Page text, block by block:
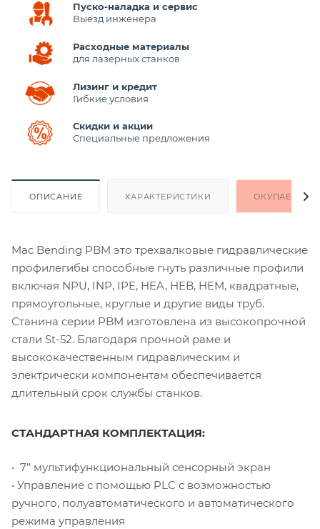
Пуско-наладка и сервис
Выезд инженера
Расходные материалы
для лазерных станков
Лизинг и кредит
Гибкие условия
Скидки и акции
Специальные предложения
ОПИСАНИЕ ХАРАКТЕРИСТИКИ
Mac Bending PBM это трехвалковые гидравлические
профилегибы способные гнуть различные профили
включая NPU, INP, IPE, HEA, HEB, HEM, квадратные,
прямоугольные, круглые и другие виды труб.
Станина серии PBM изготовлена из высокопрочной
стали St-52. Благодаря прочной раме и
высококачественным гидравлическим и
электрически компонентам обеспечивается
длительный срок службы станков.
СТАНДАРТНАЯ КОМПЛЕКТАЦИЯ:
• 7’’ мультифункциональный сенсорный экран
• Управление с помощью PLC с возможностью
ручного, полуавтоматического и автоматического
режима управления